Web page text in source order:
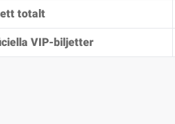
totalt
VIP-biljetter